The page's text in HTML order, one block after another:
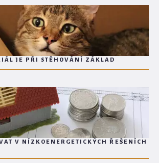
JE PŘI STĚHOVÁNÍ ZÁKLAD
V NÍZKOENERGETICKÝCH ŘEŠENÍCH